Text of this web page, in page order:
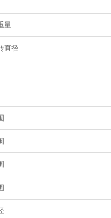
量
直径